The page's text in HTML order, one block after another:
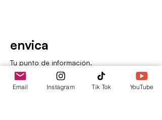
envica
Tu punto de información.
Email Instagram Tik Tok YouTube